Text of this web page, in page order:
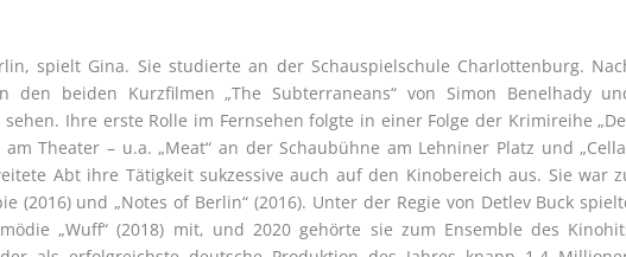
spielt Gina. Sie studierte an der Schauspielschule Charlottenburg.
beiden Kurzfilmen „The Subterraneans“ von Simon Benelhady
sehen. Ihre erste Rolle im Fernsehen folgte in einer Folge der Krimireihe
Theater – u.a. „Meat“ an der Schaubühne am Lehniner Platz und
Abt ihre Tätigkeit sukzessive auch auf den Kinobereich aus. Sie war
(2016) und „Notes of Berlin“ (2016). Unter der Regie von Detlev Buck
„Wuff“ (2018) mit, und 2020 gehörte sie zum Ensemble des